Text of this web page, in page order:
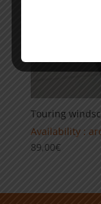
Touring
Availability :
89,00€